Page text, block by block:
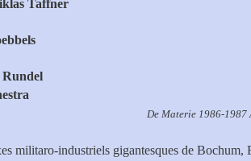
Rundel
De Materie 1986-1987
militaro-industriels gigantesques de Bochum,